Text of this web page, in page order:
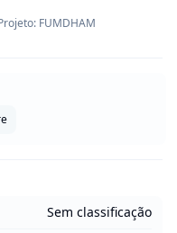
: FUMDHAM
Sem classificação